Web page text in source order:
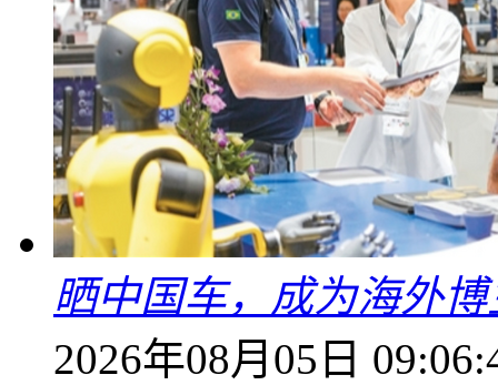
晒中国车，成为海外
2026年08月05日